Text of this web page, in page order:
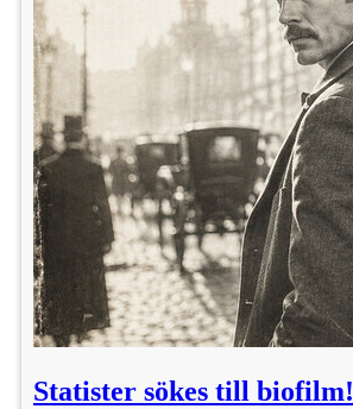
Statister sökes till biofilm!